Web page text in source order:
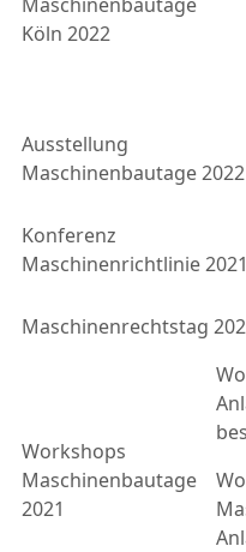
Köln 2022
Ausstellung
Maschinenbautage 2022
Konferenz
Maschinenrichtlinie
Maschinenrechtstag
Workshops
Maschinenbautage
2021